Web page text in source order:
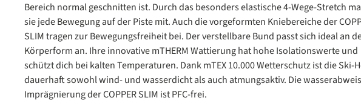
Bereich normal geschnitten ist. Durch das besonders elastische 4-Wege-Stretch
sie jede Bewegung auf der Piste mit. Auch die vorgeformten Kniebereiche der
SLIM tragen zur Bewegungsfreiheit bei. Der verstellbare Bund passt sich ideal an
Körperform an. Ihre innovative mTHERM Wattierung hat hohe Isolationswerte und
schützt dich bei kalten Temperaturen. Dank mTEX 10.000 Wetterschutz ist die Ski-
dauerhaft sowohl wind- und wasserdicht als auch atmungsaktiv. Die
Imprägnierung der COPPER SLIM ist PFC-frei.